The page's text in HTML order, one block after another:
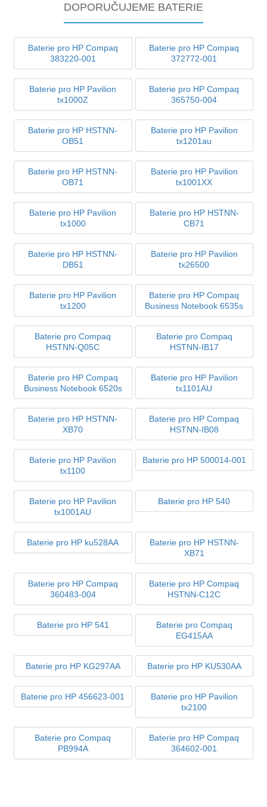
DOPORUČUJEME BATERIE
Baterie pro HP Compaq
383220-001
Baterie pro HP Compaq
372772-001
Baterie pro HP Pavilion
tx1000Z
Baterie pro HP Compaq
365750-004
Baterie pro HP HSTNN-
OB51
Baterie pro HP Pavilion
tx1201au
Baterie pro HP HSTNN-
OB71
Baterie pro HP Pavilion
tx1001XX
Baterie pro HP Pavilion
tx1000
Baterie pro HP HSTNN-
CB71
Baterie pro HP HSTNN-
DB51
Baterie pro HP Pavilion
tx26500
Baterie pro HP Pavilion
tx1200
Baterie pro HP Compaq
Business Notebook 6535s
Baterie pro Compaq
HSTNN-Q05C
Baterie pro Compaq
HSTNN-IB17
Baterie pro HP Compaq
Business Notebook 6520s
Baterie pro HP Pavilion
tx1101AU
Baterie pro HP HSTNN-
XB70
Baterie pro HP Compaq
HSTNN-IB08
Baterie pro HP Pavilion
tx1100
Baterie pro HP 500014-001
Baterie pro HP Pavilion
tx1001AU
Baterie pro HP 540
Baterie pro HP ku528AA
Baterie pro HP HSTNN-
XB71
Baterie pro HP Compaq
360483-004
Baterie pro HP Compaq
HSTNN-C12C
Baterie pro HP 541
Baterie pro Compaq
EG415AA
Baterie pro HP KG297AA Baterie pro HP KU530AA
Baterie pro HP 456623-001
Baterie pro HP Pavilion
tx2100
Baterie pro Compaq
PB994A
Baterie pro HP Compaq
364602-001